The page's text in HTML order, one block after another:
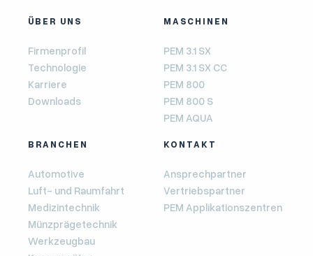
ÜBER UNS
Firmenprofil
Technologie
Karriere
Downloads
MASCHINEN
PEM 3.1 SX
PEM 3.1 SX CC
PEM 800
PEM 800 S
PEM AQUA
BRANCHEN
Automotive
Luft- und Raumfahrt
Medizintechnik
Münzprägetechnik
Werkzeugbau
KONTAKT
Ansprechpartner
Vertriebspartner
PEM Applikationszentren